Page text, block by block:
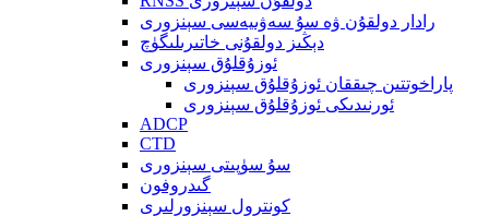
رادار دولقۇن ۋە سۇ سەۋىيەسى سېنزورى
دېڭىز دولقۇنى خاتىرىلىگۈچ
ئوزۇقلۇق سېنزورى
پاراخوتتىن چىققان ئوزۇقلۇق سېنزورى
ئورنىدىكى ئوزۇقلۇق سېنزورى
ADCP
CTD
سۇ سۈپىتى سېنزورى
گىدروفون
كونترول سېنزورلىرى